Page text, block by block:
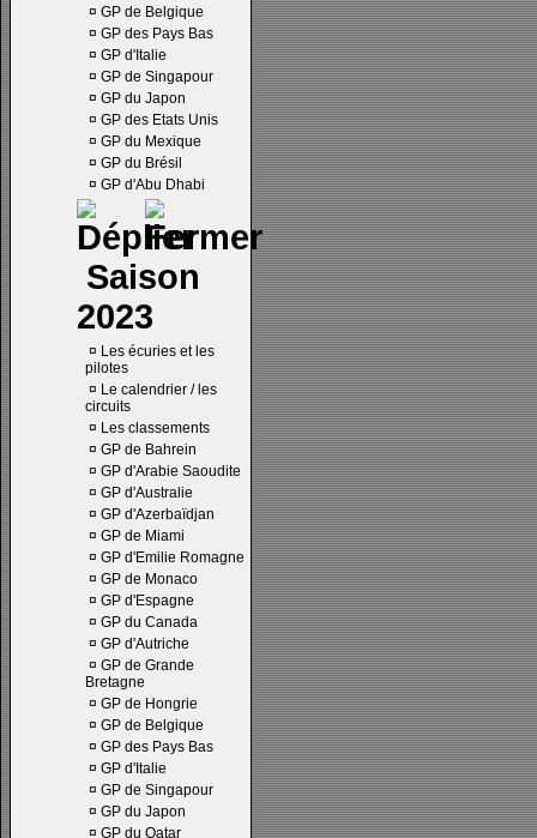
¤ GP de Belgique
¤ GP des Pays Bas
¤ GP d'Italie
¤ GP de Singapour
¤ GP du Japon
¤ GP des Etats Unis
¤ GP du Mexique
¤ GP du Brésil
¤ GP d'Abu Dhabi
Saison
2023
¤ Les écuries et les
pilotes
¤ Le calendrier / les
circuits
¤ Les classements
¤ GP de Bahrein
¤ GP d'Arabie Saoudite
¤ GP d'Australie
¤ GP d'Azerbaïdjan
¤ GP de Miami
¤ GP d'Emilie Romagne
¤ GP de Monaco
¤ GP d'Espagne
¤ GP du Canada
¤ GP d'Autriche
¤ GP de Grande
Bretagne
¤ GP de Hongrie
¤ GP de Belgique
¤ GP des Pays Bas
¤ GP d'Italie
¤ GP de Singapour
¤ GP du Japon
¤ GP du Qatar